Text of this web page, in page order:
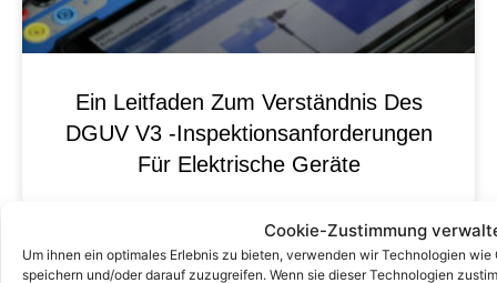
Cookie-Zustimmung
Um ihnen ein optimales Erlebnis zu bieten, verwenden wir Technologien
speichern und/oder darauf zuzugreifen. Wenn sie dieser Technologien
Ein Leitfaden Zum Verständnis Des
DGUV V3 -Inspektionsanforderungen
Für Elektrische Geräte